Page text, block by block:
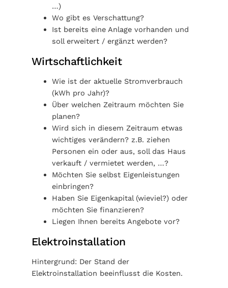
…)
Wo gibt es Verschattung?
Ist bereits eine Anlage vorhanden und
soll erweitert / ergänzt werden?
Wirtschaftlichkeit
Wie ist der aktuelle Stromverbrauch
(kWh pro Jahr)?
Über welchen Zeitraum möchten Sie
planen?
Wird sich in diesem Zeitraum etwas
wichtiges verändern? z.B. ziehen
Personen ein oder aus, soll das Haus
verkauft / vermietet werden, …?
Möchten Sie selbst Eigenleistungen
einbringen?
Haben Sie Eigenkapital (wieviel?) oder
möchten Sie finanzieren?
Liegen Ihnen bereits Angebote vor?
Elektroinstallation
Hintergrund: Der Stand der
Elektroinstallation beeinflusst die Kosten.